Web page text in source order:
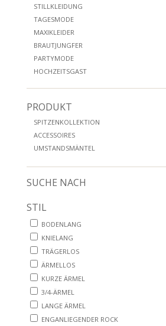
STILLKLEIDUNG
TAGESMODE
MAXIKLEIDER
BRAUTJUNGFER
PARTYMODE
HOCHZEITSGAST
PRODUKT
SPITZENKOLLEKTION
ACCESSOIRES
UMSTANDSMÄNTEL
SUCHE NACH
STIL
BODENLANG
KNIELANG
TRÄGERLOS
ÄRMELLOS
KURZE ÄRMEL
3/4-ÄRMEL
LANGE ÄRMEL
ENGANLIEGENDER ROCK